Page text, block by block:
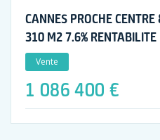
CANNES PROCHE
310 M2 7.6%
Vente
1 086 400 €